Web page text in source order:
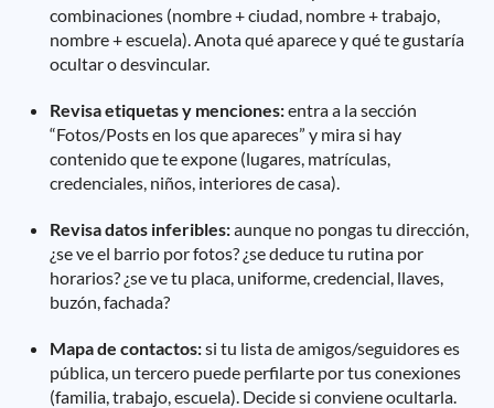
combinaciones (nombre + ciudad, nombre + trabajo,
nombre + escuela). Anota qué aparece y qué te gustaría
ocultar o desvincular.
Revisa etiquetas y menciones:entra a la sección
“Fotos/Posts en los que apareces” y mira si hay
contenido que te expone (lugares, matrículas,
credenciales, niños, interiores de casa).
Revisa datos inferibles:aunque no pongas tu dirección,
¿se ve el barrio por fotos? ¿se deduce tu rutina por
horarios? ¿se ve tu placa, uniforme, credencial, llaves,
buzón, fachada?
Mapa de contactos:si tu lista de amigos/seguidores es
pública, un tercero puede perfilarte por tus conexiones
(familia, trabajo, escuela). Decide si conviene ocultarla.